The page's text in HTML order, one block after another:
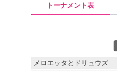
トーナメント表
メロエッタとドリュウズ